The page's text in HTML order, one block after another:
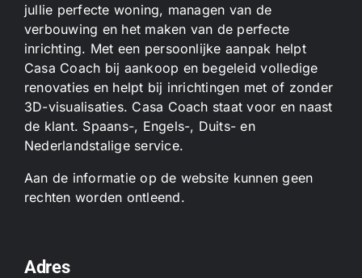
jullie perfecte woning, managen van de
verbouwing en het maken van de perfecte
inrichting. Met een persoonlijke aanpak helpt
Casa Coach bij aankoop en begeleid volledige
renovaties en helpt bij inrichtingen met of zonder
3D-visualisaties. Casa Coach staat voor en naast
de klant. Spaans-, Engels-, Duits- en
Nederlandstalige service.
Aan de informatie op de website kunnen geen
rechten worden ontleend.
Adres